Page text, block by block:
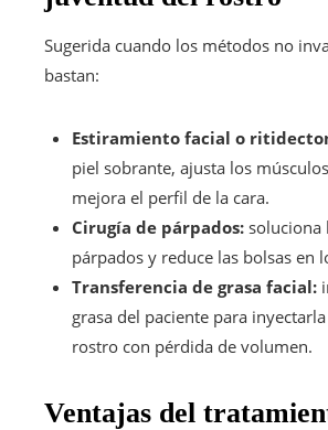
Sugerida cuando los métodos no
bastan:
Estiramiento facial o
piel sobrante, ajusta los
mejora el perfil de la cara.
Cirugía de párpados: soluciona
párpados y reduce las bolsas en
Transferencia de grasa facial:
grasa del paciente para
rostro con pérdida de volumen.
Ventajas del